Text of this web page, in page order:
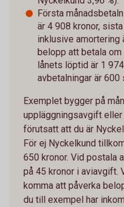
Första
är 4 908 kronor,
inklusive amortering
belopp att betala om
lånets löptid är 1
avbetalningar är 600
Exemplet bygger på
uppläggningsavgift
förutsatt att du är
För ej Nyckelkund
650 kronor. Vid postala
på 45 kronor i aviavgift.
komma att påverka
du till exempel har